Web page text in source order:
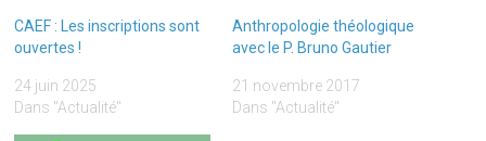
CAEF : Les inscriptions sont
ouvertes !
24 juin 2025
Dans "Actualité"
Anthropologie théologique
avec le P. Bruno Gautier
21 novembre 2017
Dans "Actualité"